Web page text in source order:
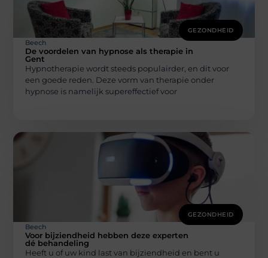
GEZONDHEID
Beech
De voordelen van hypnose als therapie in
Gent
Hypnotherapie wordt steeds populairder, en dit voor
een goede reden. Deze vorm van therapie onder
hypnose is namelijk supereffectief voor
GEZONDHEID
Beech
Voor bijziendheid hebben deze experten
dé behandeling
Heeft u of uw kind last van bijziendheid en bent u